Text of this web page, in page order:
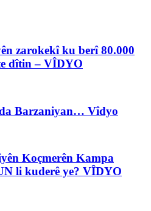
zarokekî ku berî 80.000
dîtin – VÎDYO
Barzaniyan… Vîdyo
Koçmerên Kampa
li kuderê ye? VÎDYO